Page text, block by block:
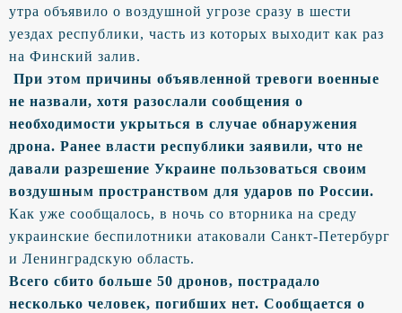
утра объявило о воздушной угрозе сразу в шести
уездах республики, часть из которых выходит как раз
на Финский залив.
При этом причины объявленной тревоги военные
не назвали, хотя разослали сообщения о
необходимости укрыться в случае обнаружения
дрона. Ранее власти республики заявили, что не
давали разрешение Украине пользоваться своим
воздушным пространством для ударов по России.
Как уже сообщалось, в ночь со вторника на среду
украинские беспилотники атаковали Санкт-Петербург
и Ленинградскую область.
Всего сбито больше 50 дронов, пострадало
несколько человек, погибших нет. Сообщается о